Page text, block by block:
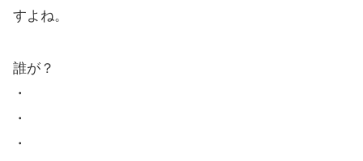
すよね。
誰が？
・
・
・